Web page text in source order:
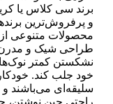
و پرفروش‌ترین
محصولات متنوعی از
طراحی شیک و مدرن
نشکستن کمتر
خود جلب کند.
سلیقه‌ای می‌باشند